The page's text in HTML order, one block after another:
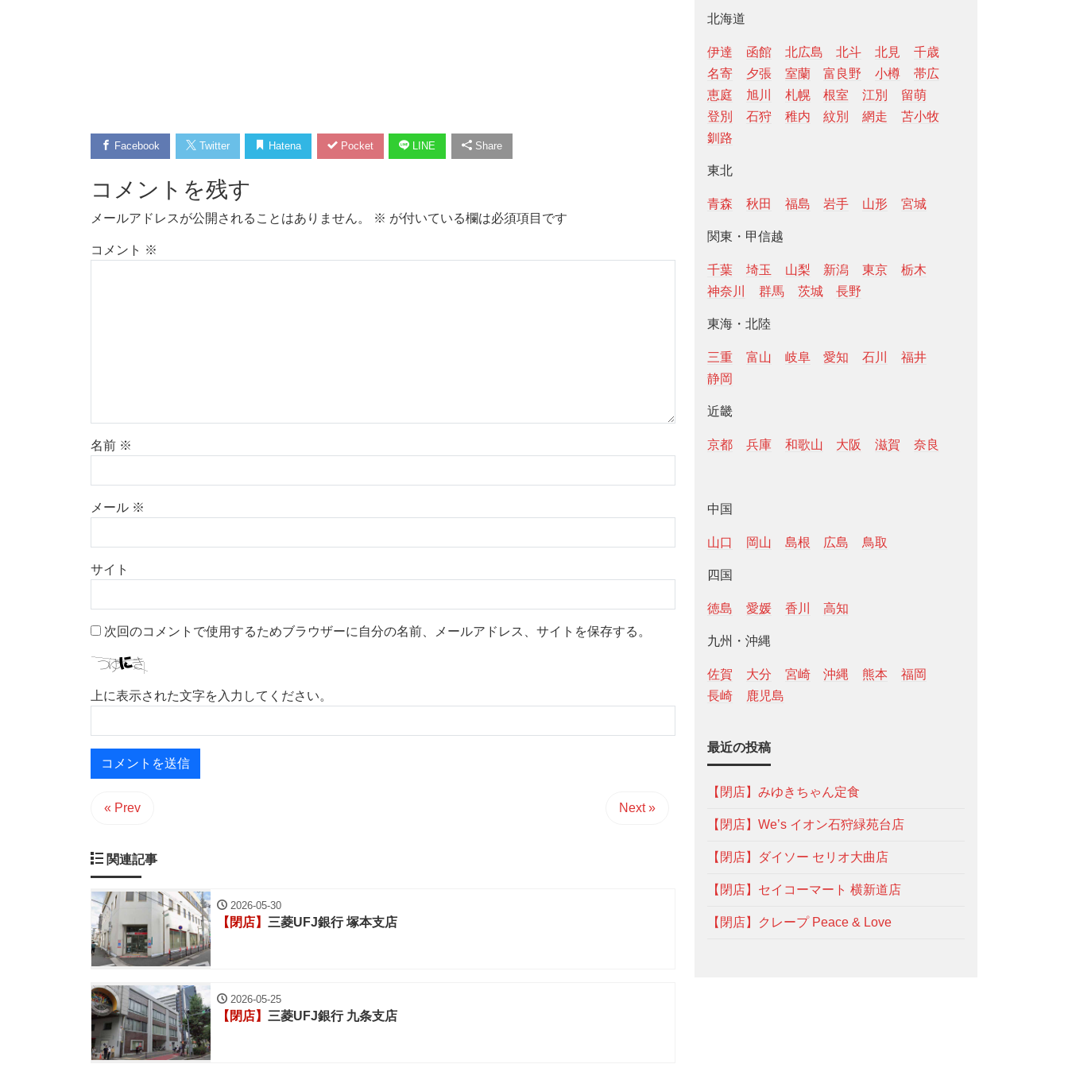
Facebook Twitter Hatena Pocket LINE Share
コメントを残す
メールアドレスが公開されることはありません。 ※ が付いている欄は必須項目です
コメント ※
名前 ※
メール ※
サイト
次回のコメントで使用するためブラウザーに自分の名前、メールアドレス、サイトを保存する。
上に表示された文字を入力してください。
« Prev Next »
関連記事
2026-05-30
【閉店】 三菱UFJ銀行 塚本支店
2026-05-25
【閉店】 三菱UFJ銀行 九条支店
北海道
伊達 函館 北広島 北斗 北見
千歳
名寄
夕張 室蘭 富良野 小樽
帯広
恵庭
旭川 札幌 根室 江別
留萌
登別
石狩 稚内 紋別 網走
苫小牧
釧路
東北
青森 秋田 福島 岩手 山形 宮城
関東・甲信越
千葉 埼玉 山梨 新潟 東京
栃木
神奈川
群馬 茨城 長野
東海・北陸
三重 富山 岐阜 愛知 石川
福井
静岡
近畿
京都 兵庫 和歌山 大阪 滋賀 奈良
中国
山口 岡山 島根 広島 鳥取
四国
徳島 愛媛 香川 高知
九州・沖縄
佐賀 大分 宮崎 沖縄 熊本
福岡
長崎
鹿児島
最近の投稿
【閉店】みゆきちゃん定食
【閉店】We’s イオン石狩緑苑台店
【閉店】ダイソー セリオ大曲店
【閉店】セイコーマート 横新道店
【閉店】クレープ Peace & Love